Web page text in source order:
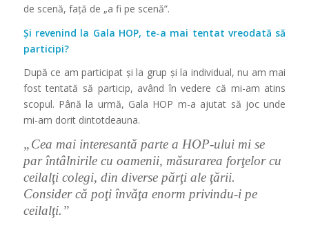
de scenă, faţă de „a fi pe scenă”.
Și revenind la Gala HOP, te-a mai tentat vreodată să
participi?
După ce am participat și la grup și la individual, nu am mai
fost tentată să particip, având în vedere că mi-am atins
scopul. Până la urmă, Gala HOP m-a ajutat să joc unde
mi-am dorit dintotdeauna.
„Cea mai interesantă parte a HOP-ului mi se
par întâlnirile cu oamenii, măsurarea forţelor cu
ceilalţi colegi, din diverse părţi ale ţării.
Consider că poţi învăţa enorm privindu-i pe
ceilalţi.”